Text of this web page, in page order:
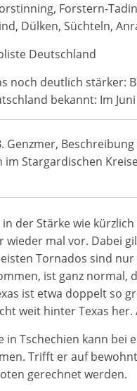
Forstern-
Dülken, Süchteln,
Deutschland
noch deutlich stärker:
bekannt: Im
Genzmer,
im Stargardischen
in der Stärke wie
wieder mal vor. Dabei
Tornados sind
ist ganz normal,
ist etwa doppelt so
weit hinter Texas
in Tschechien kann
Trifft er auf
gerechnet werden.